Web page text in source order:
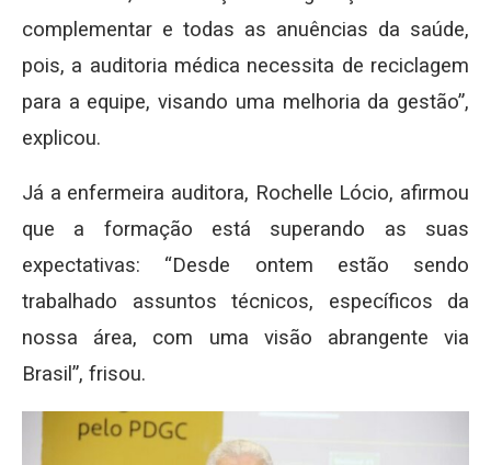
complementar e todas as anuências da saúde,
pois, a auditoria médica necessita de reciclagem
para a equipe, visando uma melhoria da gestão”,
explicou.
Já a enfermeira auditora, Rochelle Lócio, afirmou
que a formação está superando as suas
expectativas: “Desde ontem estão sendo
trabalhado assuntos técnicos, específicos da
nossa área, com uma visão abrangente via
Brasil”, frisou.